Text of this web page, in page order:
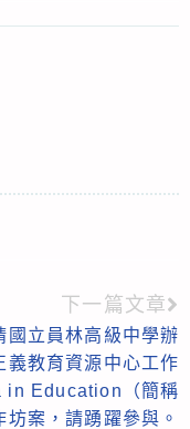
下一篇文章
國立員林高級中學辦
教育資源中心工作
in Education（簡稱
案，請踴躍參與。